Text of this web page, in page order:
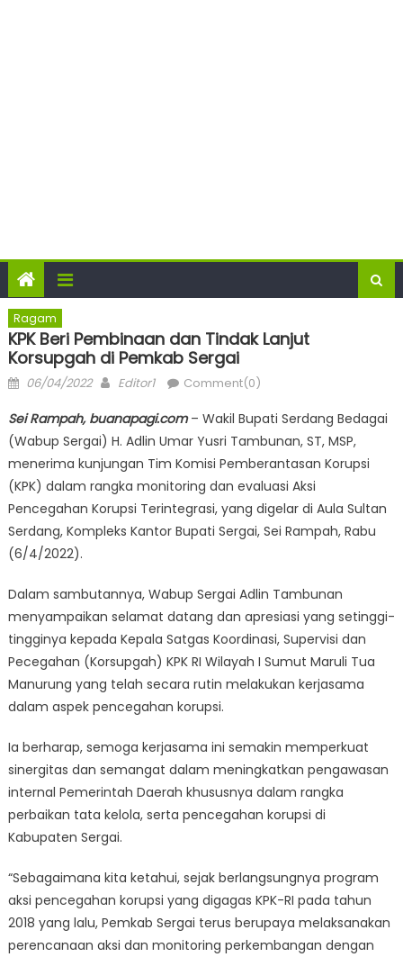
Ragam
KPK Beri Pembinaan dan Tindak Lanjut
Korsupgah di Pemkab Sergai
Posted
06/04/2022 Author
Editor1 Comment(0)
Sei Rampah, buanapagi.com– Wakil Bupati Serdang Bedagai
(Wabup Sergai) H. Adlin Umar Yusri Tambunan, ST, MSP,
menerima kunjungan Tim Komisi Pemberantasan Korupsi
(KPK) dalam rangka monitoring dan evaluasi Aksi
Pencegahan Korupsi Terintegrasi, yang digelar di Aula Sultan
Serdang, Kompleks Kantor Bupati Sergai, Sei Rampah, Rabu
(6/4/2022).
Dalam sambutannya, Wabup Sergai Adlin Tambunan
menyampaikan selamat datang dan apresiasi yang setinggi-
tingginya kepada Kepala Satgas Koordinasi, Supervisi dan
Pecegahan (Korsupgah) KPK RI Wilayah I Sumut Maruli Tua
Manurung yang telah secara rutin melakukan kerjasama
dalam aspek pencegahan korupsi.
Ia berharap, semoga kerjasama ini semakin memperkuat
sinergitas dan semangat dalam meningkatkan pengawasan
internal Pemerintah Daerah khususnya dalam rangka
perbaikan tata kelola, serta pencegahan korupsi di
Kabupaten Sergai.
“Sebagaimana kita ketahui, sejak berlangsungnya program
aksi pencegahan korupsi yang digagas KPK-RI pada tahun
2018 yang lalu, Pemkab Sergai terus berupaya melaksanakan
perencanaan aksi dan monitoring perkembangan dengan